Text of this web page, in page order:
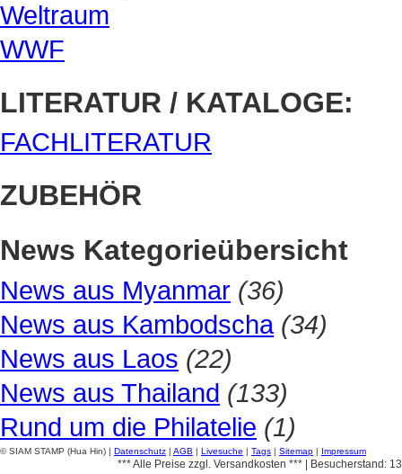
Weltraum
WWF
LITERATUR / KATALOGE:
FACHLITERATUR
ZUBEHÖR
News Kategorieübersicht
News aus Myanmar (36)
News aus Kambodscha (34)
News aus Laos (22)
News aus Thailand (133)
Rund um die Philatelie (1)
© SIAM STAMP (Hua Hin) | Datenschutz | AGB | Livesuche | Tags | Sitemap | Impressum
*** Alle Preise zzgl. Versandkosten *** | Besucherstand: